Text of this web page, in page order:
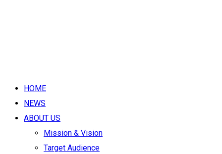
HOME
NEWS
ABOUT US
Mission & Vision
Target Audience